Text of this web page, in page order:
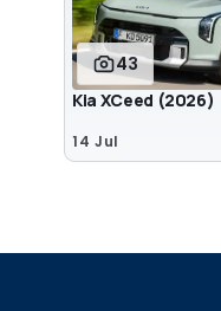
43
Kia XCeed (2026)
14 Jul